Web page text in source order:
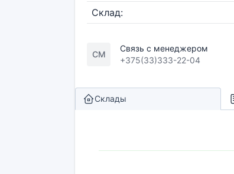
Склад:
СМ
Связь с менеджером
+375(33)333-22-04
Склады